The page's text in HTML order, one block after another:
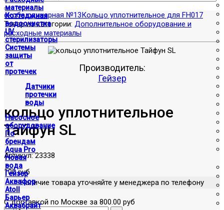
материалы
Коттеджная
водоочистка
UV
стерилизаторы
Системы
защиты
от
протечек
Датчики
протечки
воды
Насосное
оборудование
По
брендам
Aqua Pro
Новая
вода
Гейзер
Аквафор
Atoll
Барьер
Аквабрайт
скоба одинарная №13Кольцо уплотнительное для FH017
Товар из категории: Дополнительное оборудование и
расходные материалы
Производитель:
Гейзер
кольцо уплотнительное
Тайфун SL
Артикул:23338
100 руб
Наличие товара уточняйте у менеджера по телефону
С доставкой по Москве за 800.00 руб